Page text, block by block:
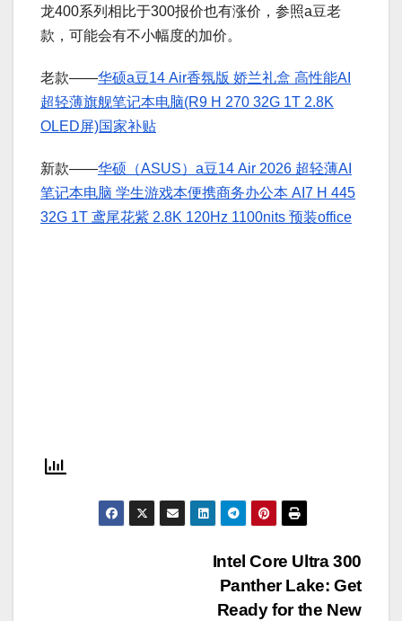
龙400系列相比于300报价也有涨价，参照a豆老
款，可能会有不小幅度的加价。
老款——华硕a豆14 Air香氛版 娇兰礼盒 高性能AI
超轻薄旗舰笔记本电脑(R9 H 270 32G 1T 2.8K
OLED屏)国家补贴
新款——华硕（ASUS）a豆14 Air 2026 超轻薄AI
笔记本电脑 学生游戏本便携商务办公本 AI7 H 445
32G 1T 鸢尾花紫 2.8K 120Hz 1100nits 预装office
Intel Core Ultra 300
Panther Lake: Get
Ready for the New